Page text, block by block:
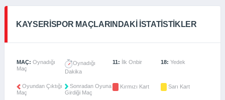
KAYSERISPOR MAÇLARINDAKI İSTATISTIKLER
MAÇ: Oynadığı
Maç
Oynadığı
Dakika
11: İlk Onbir 18: Yedek
Oyundan Çıktığı
Maç
Sonradan Oyuna
Girdiği Maç
Kırmızı Kart Sarı Kart